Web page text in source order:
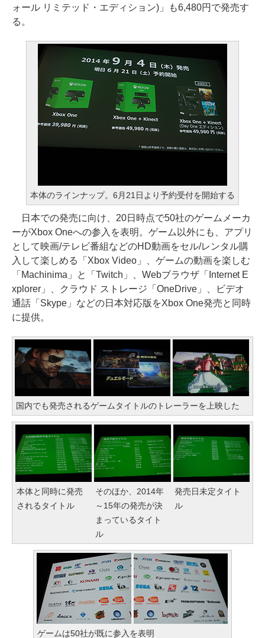
ォール リミテッド・エディション)」も6,480円で発売す
る。
本体のラインナップ。6月21日より予約受付を開始する
日本での発売に向け、20日時点で50社のゲームメーカ
ーがXbox Oneへの参入を表明。ゲーム以外にも、アプリ
として映画/テレビ番組などのHD動画をセル/レンタル購
入して楽しめる「Xbox Video」、ゲームの動画を楽しむ
「Machinima」と「Twitch」、Webブラウザ「Internet E
xplorer」、クラウド ストレージ「OneDrive」、ビデオ
通話「Skype」などの日本対応版をXbox One発売と同時
に提供。
国内でも発売されるゲームタイトルのトレーラーを上映した
本体と同時に発売
されるタイトル
そのほか、2014年
～15年の発売が決
まっているタイト
ル
発売日未定タイト
ル
ゲームは50社が既に参入を表明